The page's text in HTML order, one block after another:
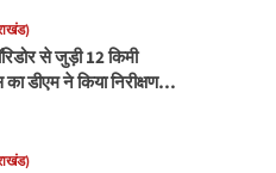
से जुड़ी 12 किमी
का डीएम ने किया निरीक्षण…